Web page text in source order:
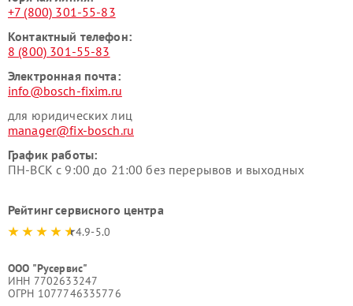
+7 (800) 301-55-83
Контактный телефон:
8 (800) 301-55-83
Электронная почта:
info@bosch-fixim.ru
для юридических лиц
manager@fix-bosch.ru
График работы:
ПН-ВСК с 9:00 до 21:00 без перерывов и выходных
Рейтинг сервисного центра
4.9-5.0
ООО "Русервис"
ИНН 7702633247
ОГРН 1077746335776